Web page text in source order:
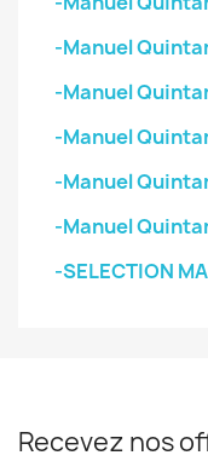
-Manuel
-Manuel
-Manuel
-Manuel
-Manuel
-SELECTION
Recevez nos